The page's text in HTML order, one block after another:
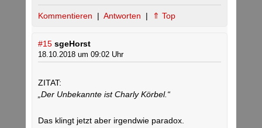
Kommentieren | Antworten | ⇑ Top
#15 sgeHorst
18.10.2018 um 09:02 Uhr
ZITAT:
„Der Unbekannte ist Charly Körbel.“
Das klingt jetzt aber irgendwie paradox.